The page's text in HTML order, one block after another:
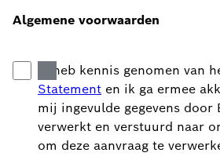
Algemene voorwaarden
Ik heb kennis genomen van
Statement en ik ga ermee
mij ingevulde gegevens door
verwerkt en verstuurd naar
om deze aanvraag te